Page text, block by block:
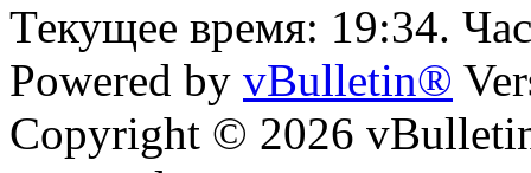
Текущее время: 19:34.
Powered by vBulletin®
Copyright © 2026